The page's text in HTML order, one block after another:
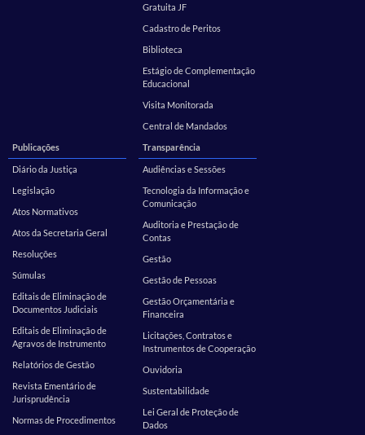
Gratuita JF
Cadastro de Peritos
Biblioteca
Estágio de Complementação
Educacional
Visita Monitorada
Central de Mandados
Publicações
Diário da Justiça
Legislação
Atos Normativos
Atos da Secretaria Geral
Resoluções
Súmulas
Editais de Eliminação de
Documentos Judiciais
Editais de Eliminação de
Agravos de Instrumento
Relatórios de Gestão
Revista Ementário de
Jurisprudência
Normas de Procedimentos
Transparência
Audiências e Sessões
Tecnologia da Informação e
Comunicação
Auditoria e Prestação de
Contas
Gestão
Gestão de Pessoas
Gestão Orçamentária e
Financeira
Licitações, Contratos e
Instrumentos de Cooperação
Ouvidoria
Sustentabilidade
Lei Geral de Proteção de
Dados